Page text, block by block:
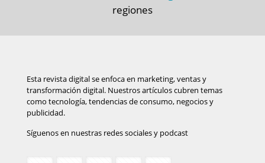
regiones
Esta revista digital se enfoca en marketing, ventas y
transformación digital. Nuestros artículos cubren temas
como tecnología, tendencias de consumo, negocios y
publicidad.
Síguenos en nuestras redes sociales y podcast